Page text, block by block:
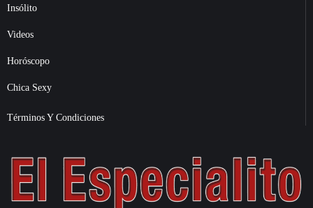
Insólito
Videos
Horóscopo
Chica Sexy
Términos Y Condiciones